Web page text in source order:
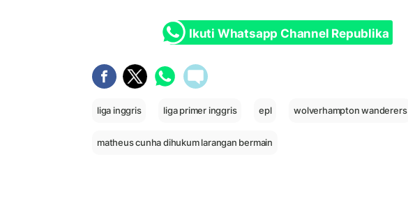
Ikuti Whatsapp Channel Republika
liga inggris liga primer inggris epl wolverhampton wanderers
matheus cunha dihukum larangan bermain